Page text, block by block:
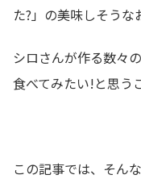
た?」の美味しそうな
シロさんが作る数々
食べてみたい!と思う
この記事では、そん